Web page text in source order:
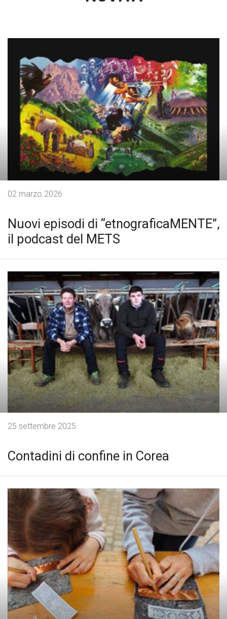
Nuovi episodi di “etnograficaMENTE”,
il podcast del METS
02 marzo 2026
Contadini di confine in Corea
25 settembre 2025